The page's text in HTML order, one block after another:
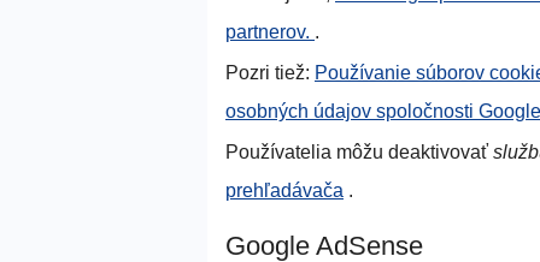
partnerov. .
Pozri tiež: Používanie súborov
osobných údajov spoločnosti Google
Používatelia môžu deaktivovať
prehľadávača .
Google AdSense